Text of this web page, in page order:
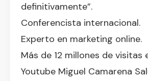
definitivamente”.
Conferencista internacional.
Experto en marketing online.
Más de 12 millones de visitas
Youtube Miguel Camarena